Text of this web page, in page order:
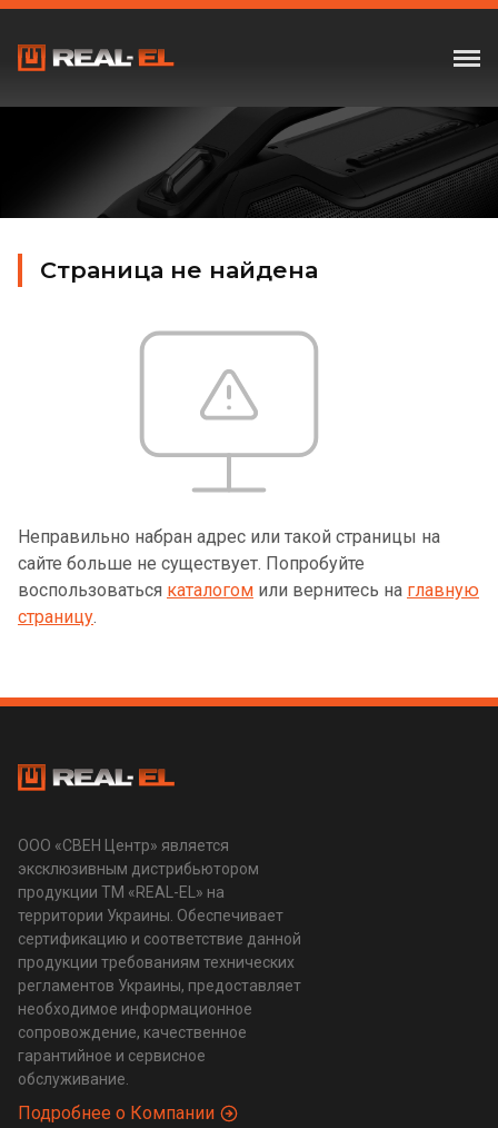
Страница не найдена
Неправильно набран адрес или такой страницы на
сайте больше не существует. Попробуйте
воспользоваться каталогом или вернитесь на главную
страницу.
ООО «СВЕН Центр» является
эксклюзивным дистрибьютором
продукции ТМ «REAL-EL» на
территории Украины. Обеспечивает
сертификацию и соответствие данной
продукции требованиям технических
регламентов Украины, предоставляет
необходимое информационное
сопровождение, качественное
гарантийное и сервисное
обслуживание.
Подробнее о Компании